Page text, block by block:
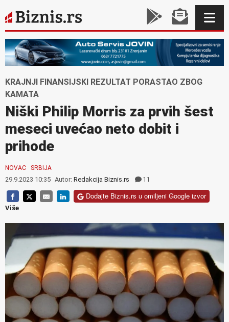
KRAJNJI FINANSIJSKI REZULTAT PORASTAO ZBOG
KAMATA
Niški Philip Morris za prvih šest
meseci uvećao neto dobit i
prihode
NOVAC SRBIJA
29.9.2023 10:35 Autor: Redakcija Biznis.rs 11
Dodajte Biznis.rs u omiljeni Google izvor
Više